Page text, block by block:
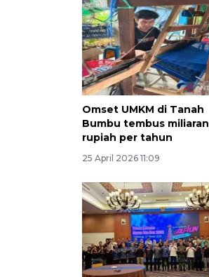
Omset UMKM di Tanah
Bumbu tembus miliaran
rupiah per tahun
25 April 2026 11:09